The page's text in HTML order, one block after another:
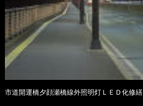
市道開運橋夕顔瀬橋線外照明灯ＬＥＤ化修繕